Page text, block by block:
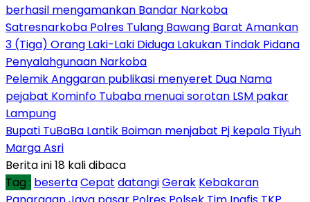
berhasil mengamankan Bandar Narkoba
Satresnarkoba Polres Tulang Bawang Barat Amankan
3 (Tiga) Orang Laki-Laki Diduga Lakukan Tindak Pidana
Penyalahgunaan Narkoba
Pelemik Anggaran publikasi menyeret Dua Nama
pejabat Kominfo Tubaba menuai sorotan LSM pakar
Lampung
Bupati TuBaBa Lantik Boiman menjabat Pj kepala Tiyuh
Marga Asri
Berita ini 18 kali dibaca
Tag : besertaCepat datangiGerak Kebakaran